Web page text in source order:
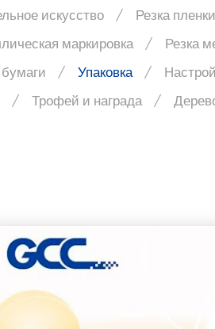
искусство Резка пленки
маркировка Резка
Упаковка
Трофей и награда